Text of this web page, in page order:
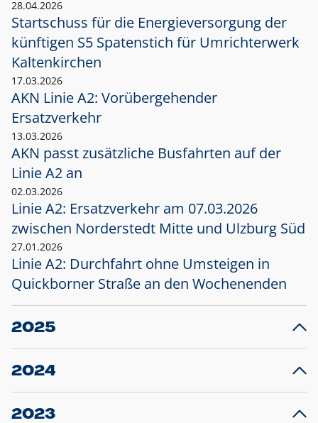
28.04.2026
Startschuss für die Energieversorgung der
künftigen S5 Spatenstich für Umrichterwerk
Kaltenkirchen
17.03.2026
AKN Linie A2: Vorübergehender
Ersatzverkehr
13.03.2026
AKN passt zusätzliche Busfahrten auf der
Linie A2 an
02.03.2026
Linie A2: Ersatzverkehr am 07.03.2026
zwischen Norderstedt Mitte und Ulzburg Süd
27.01.2026
Linie A2: Durchfahrt ohne Umsteigen in
Quickborner Straße an den Wochenenden
2025
23.12.2025
Projekt S5: Start der Bauarbeiten am
2024
10.12.2024
Großprojekt S5: Sperrung der Bahnstraße in
2023